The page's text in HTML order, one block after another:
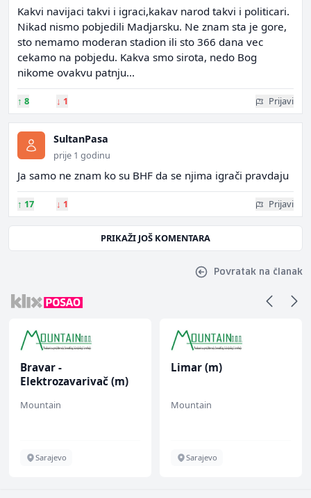
Kakvi navijaci takvi i igraci,kakav narod takvi i politicari.
Nikad nismo pobjedili Madjarsku. Ne znam sta je gore,
sto nemamo moderan stadion ili sto 366 dana vec
cekamo na pobjedu. Kakva smo sirota, nedo Bog
nikome ovakvu patnju...
↑ 8 ↓ 1 Prijavi
SultanPasa
prije 1 godinu
Ja samo ne znam ko su BHF da se njima igrači pravdaju
↑ 17 ↓ 1 Prijavi
PRIKAŽI JOŠ KOMENTARA
Povratak na članak
Bravar -
Elektrozavarivač (m)
Mountain
Sarajevo
Limar (m)
Mountain
Sarajevo